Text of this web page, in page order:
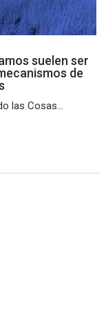
suelen ser
de
las Cosas...